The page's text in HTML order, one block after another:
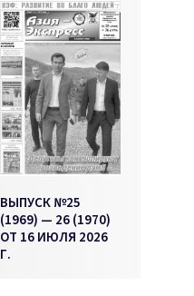
ВЫПУСК №25
(1969) — 26 (1970)
ОТ 16 ИЮЛЯ 2026
Г.